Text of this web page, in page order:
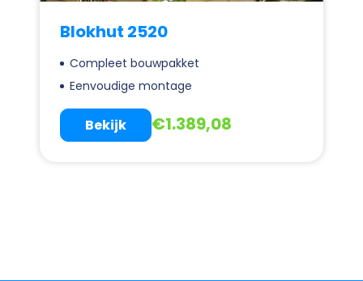
Blokhut 2520
Compleet bouwpakket
Eenvoudige montage
€1.389,08
Bekijk